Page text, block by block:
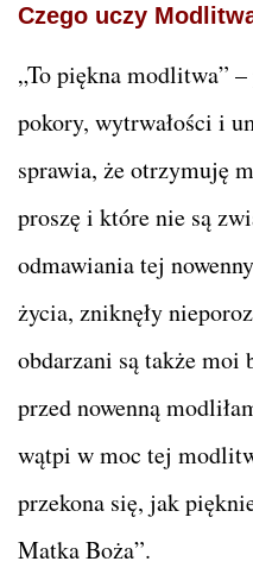
Czego uczy
„To piękna modlitwa”
pokory, wytrwałości i
sprawia, że otrzymuję
proszę i które nie są
odmawiania tej
życia, zniknęły
obdarzani są także moi
przed nowenną
wątpi w moc tej
przekona się, jak
Matka Boża”.